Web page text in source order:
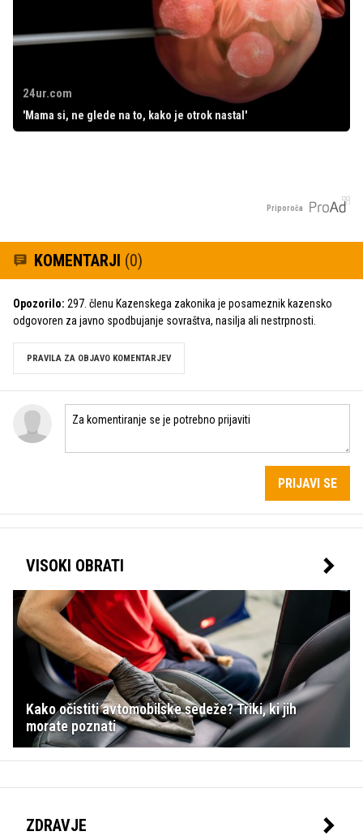
24ur.com
'Mama si, ne glede na to, kako je otrok nastal'
Priporoča
KOMENTARJI (0)
Opozorilo: 297. členu Kazenskega zakonika je posameznik kazensko
odgovoren za javno spodbujanje sovraštva, nasilja ali nestrpnosti.
PRAVILA ZA OBJAVO KOMENTARJEV
PRIJAVI SE
VISOKI OBRATI
Kako očistiti avtomobilske sedeže? Triki, ki jih
morate poznati
ZDRAVJE